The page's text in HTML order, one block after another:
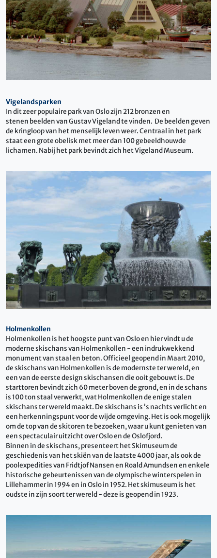
Vigelandsparken
In dit zeer populaire park van Oslo zijn 212 bronzen en
stenen beelden van Gustav Vigeland te vinden. De beelden geven
de kringloop van het menselijk leven weer. Centraal in het park
staat een grote obelisk met meer dan 100 gebeeldhouwde
lichamen. Nabij het park bevindt zich het Vigeland Museum.
Holmenkollen
Holmenkollen is het hoogste punt van Oslo en hier vindt u de
moderne skischans van Holmenkollen - een indrukwekkend
monument van staal en beton. Officieel geopend in Maart 2010,
de skischans van Holmenkollen is de modernste ter wereld, en
een van de eerste design skischansen die ooit gebouwt is. De
starttoren bevindt zich 60 meter boven de grond, en in de schans
is 100 ton staal verwerkt, wat Holmenkollen de enige stalen
skischans ter wereld maakt. De skischans is ’s nachts verlicht en
een herkenningspunt voor de wijde omgeving. Het is ook mogelijk
om de top van de skitoren te bezoeken, waar u kunt genieten van
een spectaculair uitzicht over Oslo en de Oslofjord.
Binnen in de skischans, presenteert het Skimuseum de
geschiedenis van het skiën van de laatste 4000 jaar, als ook de
poolexpedities van Fridtjof Nansen en Roald Amundsen en enkele
historische gebeurtenissen van de olympische winterspelen in
Lillehammer in 1994 en in Oslo in 1952. Het skimuseum is het
oudste in zijn soort ter wereld - deze is geopend in 1923.